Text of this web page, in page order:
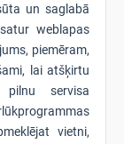
un saglabā
weblapas
piemēram,
lai atšķirtu
servisa
vietni,